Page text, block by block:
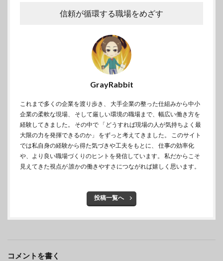
信頼が循環する職場をめざす
GrayRabbit
これまで多くの企業を渡り歩き、 大手企業の整った仕組みから中小
企業の柔軟な現場、 そして厳しい環境の職場まで、幅広い働き方を
経験してきました。 その中で 「どうすれば現場の人が気持ちよく最
大限の力を発揮できるのか」 をずっと考えてきました。 このサイト
では私自身の経験から得た気づきや工夫をもとに、 仕事の効率化
や、より良い職場づくりのヒントを発信しています。 私だからこそ
見えてきた視点が 誰かの働きやすさにつながれば嬉しく思います。
投稿一覧へ
コメントを書く